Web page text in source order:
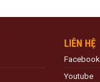
LIÊN HỆ
Facebook
Youtube